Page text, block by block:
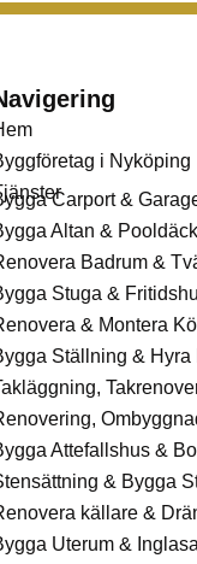
i Nyköping
Carport &
Altan & Pooldäck
Badrum &
Stuga &
& Montera
Ställning &
Attefallshus &
& Bygga
källare &
Uterum &